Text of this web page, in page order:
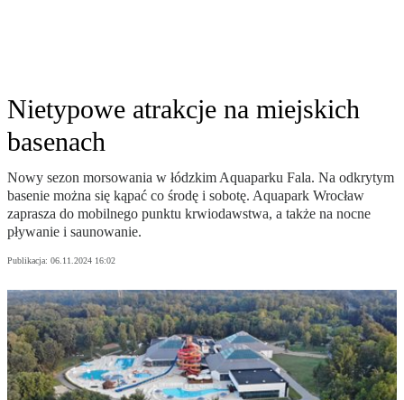
Nietypowe atrakcje na miejskich
basenach
Nowy sezon morsowania w łódzkim Aquaparku Fala. Na odkrytym
basenie można się kąpać co środę i sobotę. Aquapark Wrocław
zaprasza do mobilnego punktu krwiodawstwa, a także na nocne
pływanie i saunowanie.
Publikacja: 06.11.2024 16:02